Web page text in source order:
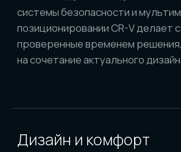
приборная панель интуитивна, посадка удобная,
а качество отделки материалов стабильно
японской сборки часто сохраняют
первоначальный вид салона, что связано с
Kia Sportage в последних поколениях
выразительная оптика делают его заметным на